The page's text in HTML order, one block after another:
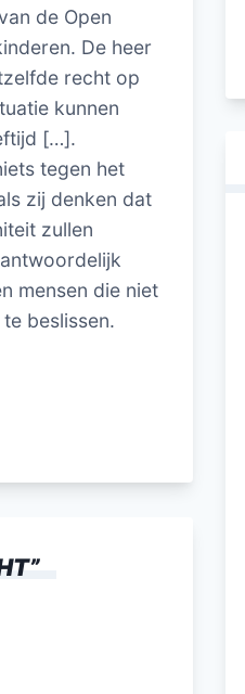
de Open
De heer
recht op
kunnen
[…].
tegen het
zij denken dat
zullen
mensen die niet
beslissen.
”